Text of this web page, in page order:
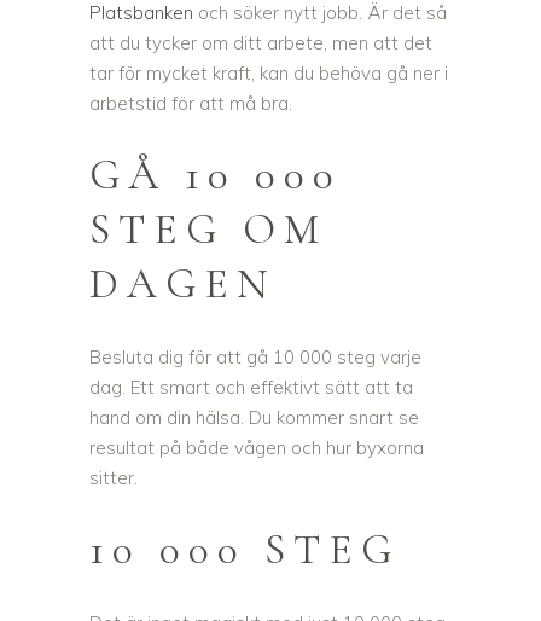
Platsbanken och söker nytt jobb. Är det så
att du tycker om ditt arbete, men att det
tar för mycket kraft, kan du behöva gå ner i
arbetstid för att må bra.
GÅ 10 000
STEG OM
DAGEN
Besluta dig för att gå 10 000 steg varje
dag. Ett smart och effektivt sätt att ta
hand om din hälsa. Du kommer snart se
resultat på både vågen och hur byxorna
sitter.
10 000 STEG